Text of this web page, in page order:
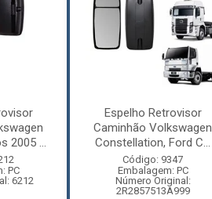
2005 ...
PC
6212
Espelho Retrovisor
Caminhão Volkswagen
Constellation, Ford C...
Código: 9347
Embalagem: PC
Número Original:
2R2857513A999